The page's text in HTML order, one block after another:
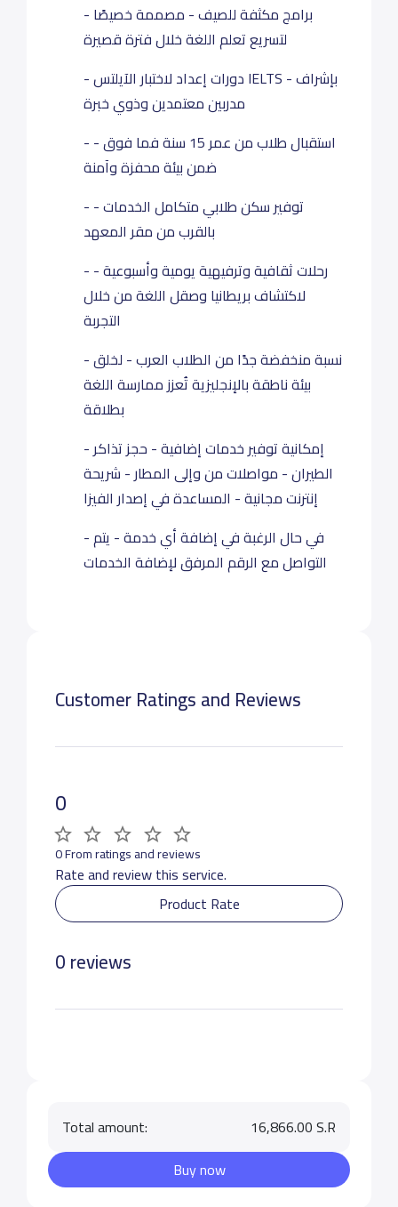
- برامج مكثفة للصيف - مصممة خصيصًا
لتسريع تعلم اللغة خلال فترة قصيرة
- دورات إعداد لاختبار الآيلتس IELTS - بإشراف
مدربين معتمدين وذوي خبرة
- استقبال طلاب من عمر 15 سنة فما فوق -
ضمن بيئة محفزة وآمنة
- توفير سكن طلابي متكامل الخدمات -
بالقرب من مقر المعهد
- رحلات ثقافية وترفيهية يومية وأسبوعية -
لاكتشاف بريطانيا وصقل اللغة من خلال
التجربة
- نسبة منخفضة جدًا من الطلاب العرب - لخلق
بيئة ناطقة بالإنجليزية تُعزز ممارسة اللغة
بطلاقة
- إمكانية توفير خدمات إضافية - حجز تذاكر
الطيران - مواصلات من وإلى المطار - شريحة
إنترنت مجانية - المساعدة في إصدار الفيزا
- في حال الرغبة في إضافة أي خدمة - يتم
التواصل مع الرقم المرفق لإضافة الخدمات
Customer Ratings and Reviews
0
0 From ratings and reviews
Rate and review this service.
Product Rate
0 reviews
Total amount:
16,866.00 S.R
Buy now